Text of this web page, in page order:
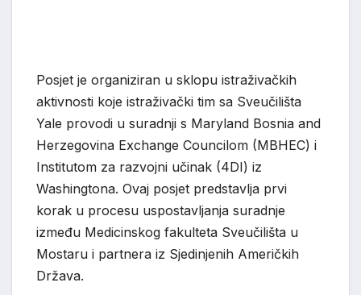
Posjet je organiziran u sklopu istraživačkih
aktivnosti koje istraživački tim sa Sveučilišta
Yale provodi u suradnji s Maryland Bosnia and
Herzegovina Exchange Councilom (MBHEC) i
Institutom za razvojni učinak (4DI) iz
Washingtona. Ovaj posjet predstavlja prvi
korak u procesu uspostavljanja suradnje
između Medicinskog fakulteta Sveučilišta u
Mostaru i partnera iz Sjedinjenih Američkih
Država.